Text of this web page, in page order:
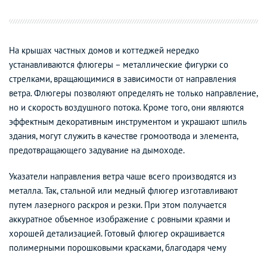
На крышах частных домов и коттеджей нередко
устанавливаются флюгеры – металлические фигурки со
стрелками, вращающимися в зависимости от направления
ветра. Флюгеры позволяют определять не только направление,
но и скорость воздушного потока. Кроме того, они являются
эффектным декоративным инструментом и украшают шпиль
здания, могут служить в качестве громоотвода и элемента,
предотвращающего задувание на дымоходе.
Указатели направления ветра чаше всего производятся из
металла. Так, стальной или медный флюгер изготавливают
путем лазерного раскроя и резки. При этом получается
аккуратное объемное изображение с ровными краями и
хорошей детализацией. Готовый флюгер окрашивается
полимерными порошковыми красками, благодаря чему